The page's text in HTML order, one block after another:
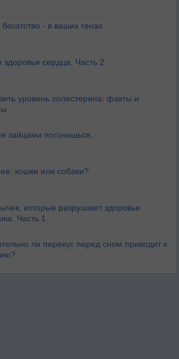
- в ваших генах
здоровья сердца. Часть 2
уровень холестерина: факты и
зайцами погонишься...
кошки или собаки?
которые разрушают здоровье
Часть 1
ли перекус перед сном приводит к